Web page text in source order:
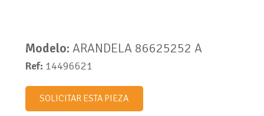
Modelo: ARANDELA 86625252 A
Ref: 14496621
SOLICITAR ESTA PIEZA